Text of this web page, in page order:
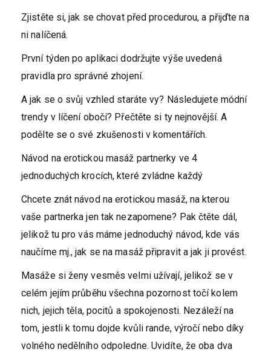
Zjistěte si, jak se chovat před procedurou, a přijďte na
ni nalíčená.
První týden po aplikaci dodržujte výše uvedená
pravidla pro správné zhojení.
A jak se o svůj vzhled staráte vy? Následujete módní
trendy v líčení obočí? Přečtěte si ty nejnovější. A
podělte se o své zkušenosti v komentářích.
Návod na erotickou masáž partnerky ve 4
jednoduchých krocích, které zvládne každý
Chcete znát návod na erotickou masáž, na kterou
vaše partnerka jen tak nezapomene? Pak čtěte dál,
jelikož tu pro vás máme jednoduchý návod, kde vás
naučíme mj., jak se na masáž připravit a jak ji provést.
Masáže si ženy vesměs velmi užívají, jelikož se v
celém jejím průběhu všechna pozornost točí kolem
nich, jejich těla, pocitů a spokojenosti. Nezáleží na
tom, jestli k tomu dojde kvůli rande, výročí nebo díky
volného nedělního odpoledne. Uvidíte, že oba dva